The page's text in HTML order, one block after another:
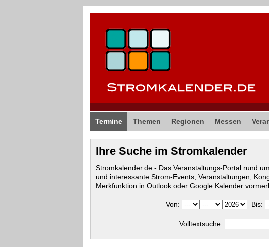
Termine Themen Regionen Messen
Ihre Suche im Stromkalender
Stromkalender.de - Das Veranstaltungs-Portal rund
und interessante Strom-Events, Veranstaltungen,
Merkfunktion in Outlook oder Google Kalender
Von: Bis:
Volltextsuche: